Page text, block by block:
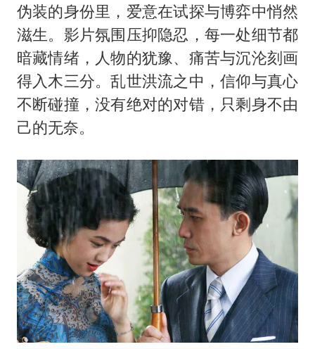
伪装的身份里，爱意在试探与博弈中悄然
滋生。影片氛围压抑隐忍，每一处细节都
暗藏情绪，人物的犹豫、痛苦与沉沦刻画
得入木三分。乱世洪流之中，信仰与真心
不断碰撞，没有绝对的对错，只剩身不由
己的无奈。